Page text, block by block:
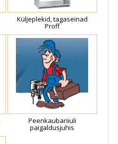
Küljeplekid, tagaseinad
Proff
Peenkaubariiuli
paigaldusjuhis